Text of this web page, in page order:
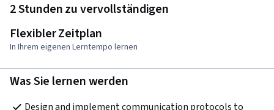
2 Stunden zu vervollständigen
Flexibler Zeitplan
In Ihrem eigenen Lerntempo lernen
Was Sie lernen werden
Design and implement communication protocols to